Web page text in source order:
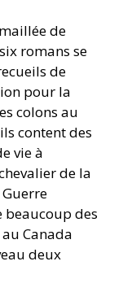
de
romans se
de
pour la
colons au
content des
vie à
de la
Guerre
beaucoup des
Canada
deux